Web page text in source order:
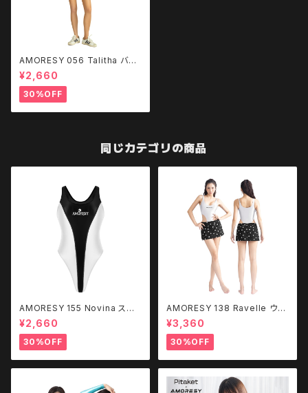
AMORESY 056 Talitha バッ
クレス水着
¥2,660
30%OFF
同じカテゴリの商品
AMORESY 155 Novina スプ
ーキー バックレス 水着
¥2,660
30%OFF
AMORESY 138 Ravelle ウル
トラハイレグ スナップクロッチ
ボディスーツ (TOPのみ)
¥3,360
30%OFF